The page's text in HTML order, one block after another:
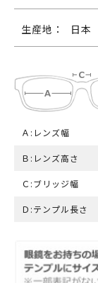
生産地： 日本
Ａ:レンズ幅
Ｂ:レンズ高さ
Ｃ:ブリッジ幅
Ｄ:テンプル長さ